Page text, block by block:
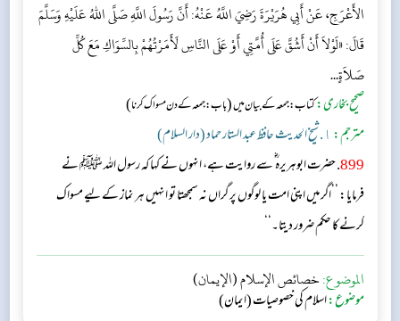
الأَعْرَجِ، عَنْ أَبِي هُرَيْرَةَ رَضِيَ اللَّهُ عَنْهُ: أَنَّ رَسُولَ اللَّهِ صَلَّى اللهُ عَلَيْهِ وَسَلَّمَ
قَالَ: «لَوْلاَ أَنْ أَشُقَّ عَلَى أُمَّتِي أَوْ عَلَى النَّاسِ لَأَمَرْتُهُمْ بِالسِّوَاكِ مَعَ كُلِّ
صَلاَةٍ...
صحیح بخاری:کتاب: جمعہ کے بیان میں(باب: جمعہ کے دن مسواک کرنا)
مترجم: ١. شیخ الحدیث حافظ عبد الستار حماد (دار السلام)
899. حضرت ابوہریرہ ؓ سے روایت ہے، انہوں نے کہا کہ رسول اللہ ﷺ نے
فرمایا: ’’اگر میں اپنی امت یا لوگوں پر گراں نہ سمجھتا تو انہیں ہر نماز کے لیے مسواک
کرنے کا حکم ضرور دیتا۔‘‘
الموضوع:خصائص الإسلام (الإيمان)
موضوع:اسلام کی خصوصیات (ایمان)